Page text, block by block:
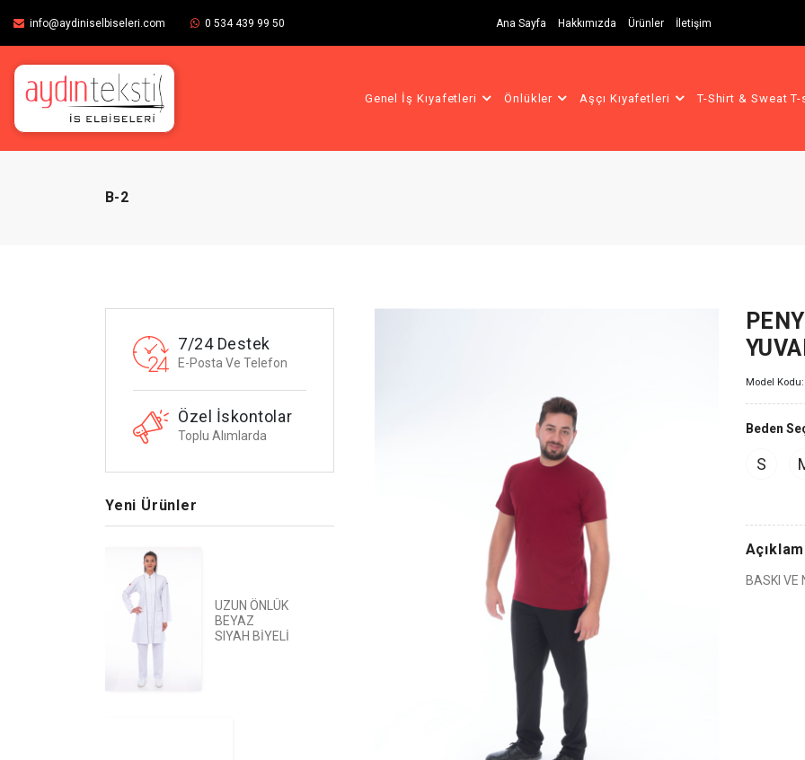
info@aydiniselbiseleri.com 0 534 439 99 50 Ana Sayfa Hakkımızda Ürünler İletişim
Genel İş Kıyafetleri Önlükler Aşçı Kıyafetleri T-Shirt & Sweat
B-2
7/24 Destek
E-Posta Ve Telefon
Özel İskontolar
Toplu Alımlarda
Yeni Ürünler
UZUN ÖNLÜK
BEYAZ
SIYAH BİYELİ
Model Kodu:
Beden
S
BASKI VE